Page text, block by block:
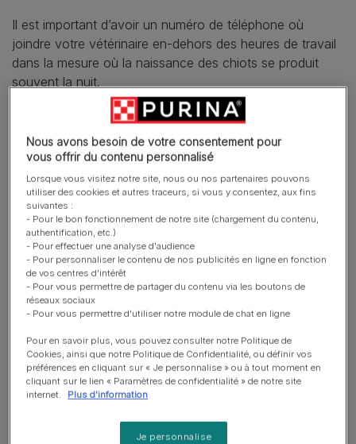
Il est important d’avoir un numéro de téléphone où
joindre votre vétérinaire en-dehors des heures de travail
dans la mesure où la naissance des chiots se produit
souvent la nuit.
Assurez-vous d’avoir tous les éléments essentiels à
portée de main, juste au cas où : ciseaux à ongles,
serviette propre et sèche et panier supplémentaire.
Comment savoir que les
chiots vont bientôt naître ?
Au cours de la dernière semaine de gestation, prenez la
température rectale de votre chienne, deux fois par jour.
Le premier symptôme du travail qui commence est une
chute de la température de la mère, de 38,5ºC à 37ºC
(bien que la température puisse varier légèrement d’une
chienne à une autre). Ce phénomène se produit
généralement 12 à 24 heures avant la naissance.
mange plus beaucoup, elle peut vomir et arranger
Nous avons besoin de votre consentement pour
vous offrir du contenu personnalisé
Lorsque vous visitez notre site, nous ou nos partenaires pouvons
utiliser des cookies et autres traceurs, si vous y consentez, aux fins
suivantes :
- Pour le bon fonctionnement de notre site (chargement du contenu,
authentification, etc.)
- Pour effectuer une analyse d'audience
- Pour personnaliser le contenu de nos publicités en ligne en fonction
de vos centres d'intérêt
- Pour vous permettre de partager du contenu via les boutons de
réseaux sociaux
- Pour vous permettre d'utiliser notre module de chat en ligne
Pour en savoir plus, vous pouvez consulter notre Politique de
Cookies, ainsi que notre Politique de Confidentialité, ou définir vos
préférences en cliquant sur « Je personnalise » ou à tout moment en
cliquant sur le lien « Paramètres de confidentialité » de notre site
internet.
Plus d'information
Je personnalise